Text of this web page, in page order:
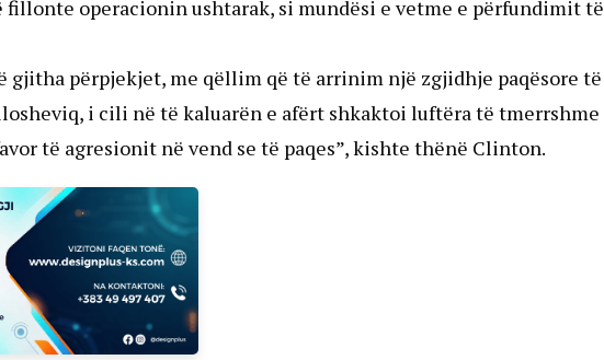
operacionin ushtarak, si mundësi e vetme e përfundimit të
gjitha përpjekjet, me qëllim që të arrinim një zgjidhje paqësore të
i cili në të kaluarën e afërt shkaktoi luftëra të tmerrshme
të agresionit në vend se të paqes”, kishte thënë Clinton.